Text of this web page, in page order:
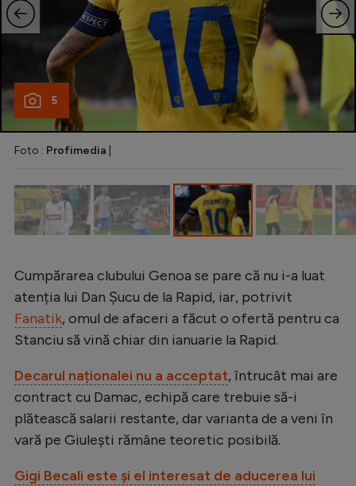
Ciclism
Alte sporturi
JO 2024
JO 2026
Intră în cont
5
Foto : Profimedia
Cumpărarea clubului Genoa se pare că nu i-a luat
atenția lui Dan Șucu de la Rapid, iar, potrivit
Fanatik, omul de afaceri a făcut o ofertă pentru ca
Stanciu să vină chiar din ianuarie la Rapid.
Decarul naționalei nu a acceptat, întrucât mai are
contract cu Damac, echipă care trebuie să-i
plătească salarii restante, dar varianta de a veni în
vară pe Giulești rămâne teoretic posibilă.
Gigi Becali este și el interesat de aducerea lui